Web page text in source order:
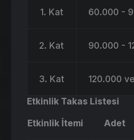
1. Kat 60.000 -
2. Kat 90.000 -
3. Kat 120.000
Etkinlik Takas Listesi
Etkinlik İtemi Adet